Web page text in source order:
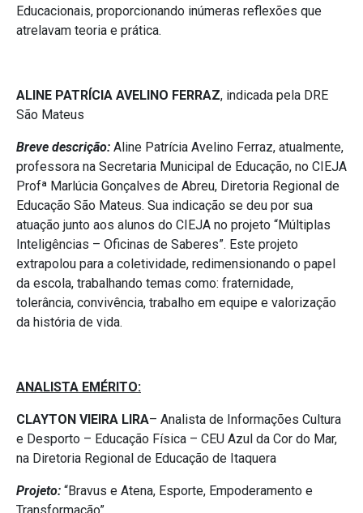
Educacionais, proporcionando inúmeras reflexões que
atrelavam teoria e prática.
ALINE PATRÍCIA AVELINO FERRAZ, indicada pela DRE
São Mateus
Breve descrição: Aline Patrícia Avelino Ferraz, atualmente,
professora na Secretaria Municipal de Educação, no CIEJA
Profª Marlúcia Gonçalves de Abreu, Diretoria Regional de
Educação São Mateus. Sua indicação se deu por sua
atuação junto aos alunos do CIEJA no projeto “Múltiplas
Inteligências – Oficinas de Saberes”. Este projeto
extrapolou para a coletividade, redimensionando o papel
da escola, trabalhando temas como: fraternidade,
tolerância, convivência, trabalho em equipe e valorização
da história de vida.
ANALISTA EMÉRITO:
CLAYTON VIEIRA LIRA– Analista de Informações Cultura
e Desporto – Educação Física – CEU Azul da Cor do Mar,
na Diretoria Regional de Educação de Itaquera
Projeto: “Bravus e Atena, Esporte, Empoderamento e
Transformação”